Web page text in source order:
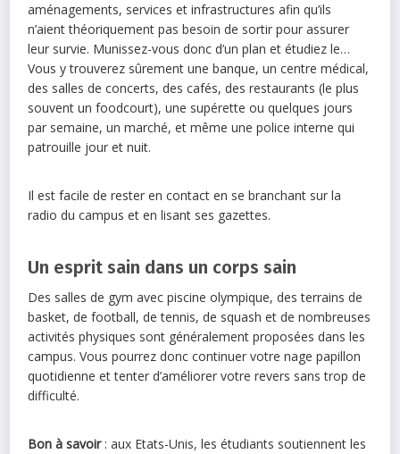
aménagements, services et infrastructures afin qu’ils
n’aient théoriquement pas besoin de sortir pour assurer
leur survie. Munissez-vous donc d’un plan et étudiez le…
Vous y trouverez sûrement une banque, un centre médical,
des salles de concerts, des cafés, des restaurants (le plus
souvent un foodcourt), une supérette ou quelques jours
par semaine, un marché, et même une police interne qui
patrouille jour et nuit.
Il est facile de rester en contact en se branchant sur la
radio du campus et en lisant ses gazettes.
Un esprit sain dans un corps sain
Des salles de gym avec piscine olympique, des terrains de
basket, de football, de tennis, de squash et de nombreuses
activités physiques sont généralement proposées dans les
campus. Vous pourrez donc continuer votre nage papillon
quotidienne et tenter d’améliorer votre revers sans trop de
difficulté.
Bon à savoir: aux Etats-Unis, les étudiants soutiennent les